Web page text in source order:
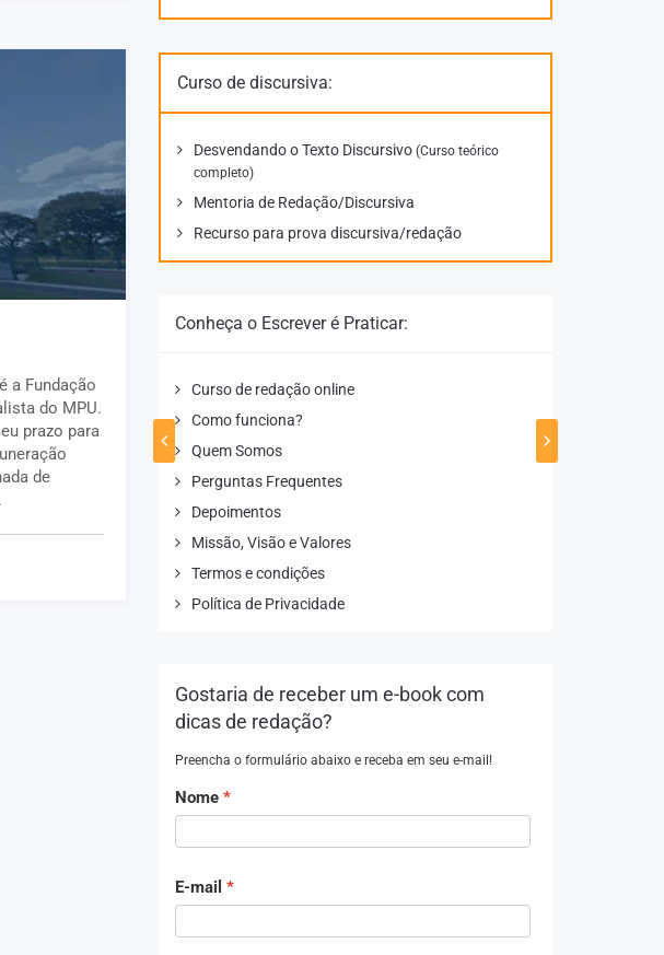
a Fundação
do MPU.
prazo para
de
Curso de discursiva:
Desvendando o Texto Discursivo (Curso teórico
completo)
Mentoria de Redação/Discursiva
Recurso para prova discursiva/redação
Conheça o Escrever é Praticar:
Curso de redação online
Como funciona?
Quem Somos
Perguntas Frequentes
Depoimentos
Missão, Visão e Valores
Termos e condições
Política de Privacidade
Gostaria de receber um e-book com
dicas de redação?
Preencha o formulário abaixo e receba em seu e-mail!
Nome
E-mail